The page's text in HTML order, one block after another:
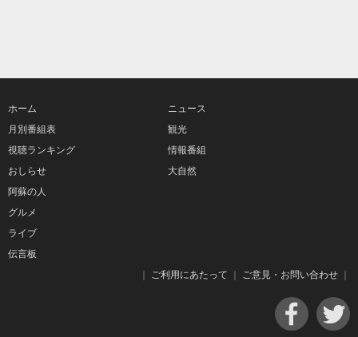
ホーム
月別番組表
視聴ランキング
おしらせ
ニュース
観光
情報番組
大自然
阿蘇の人
グルメ
ライブ
伝言板
ご利用にあたって ご意見・お問い合わせ